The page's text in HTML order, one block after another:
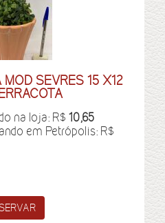
SEVRES 15 X12
na loja: R$ 10,65
em Petrópolis: R$